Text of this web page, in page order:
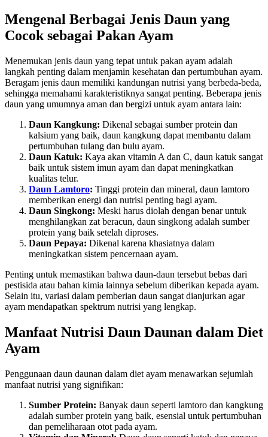
Mengenal Berbagai Jenis Daun yang
Cocok sebagai Pakan Ayam
Menemukan jenis daun yang tepat untuk pakan ayam adalah
langkah penting dalam menjamin kesehatan dan pertumbuhan ayam.
Beragam jenis daun memiliki kandungan nutrisi yang berbeda-beda,
sehingga memahami karakteristiknya sangat penting. Beberapa jenis
daun yang umumnya aman dan bergizi untuk ayam antara lain:
Daun Kangkung: Dikenal sebagai sumber protein dan
kalsium yang baik, daun kangkung dapat membantu dalam
pertumbuhan tulang dan bulu ayam.
Daun Katuk: Kaya akan vitamin A dan C, daun katuk sangat
baik untuk sistem imun ayam dan dapat meningkatkan
kualitas telur.
Daun Lamtoro: Tinggi protein dan mineral, daun lamtoro
memberikan energi dan nutrisi penting bagi ayam.
Daun Singkong: Meski harus diolah dengan benar untuk
menghilangkan zat beracun, daun singkong adalah sumber
protein yang baik setelah diproses.
Daun Pepaya: Dikenal karena khasiatnya dalam
meningkatkan sistem pencernaan ayam.
Penting untuk memastikan bahwa daun-daun tersebut bebas dari
pestisida atau bahan kimia lainnya sebelum diberikan kepada ayam.
Selain itu, variasi dalam pemberian daun sangat dianjurkan agar
ayam mendapatkan spektrum nutrisi yang lengkap.
Manfaat Nutrisi Daun Daunan dalam Diet
Ayam
Penggunaan daun daunan dalam diet ayam menawarkan sejumlah
manfaat nutrisi yang signifikan:
Sumber Protein: Banyak daun seperti lamtoro dan kangkung
adalah sumber protein yang baik, esensial untuk pertumbuhan
dan pemeliharaan otot pada ayam.